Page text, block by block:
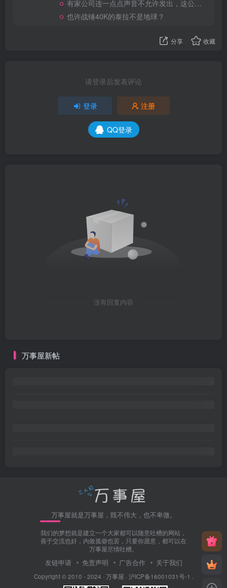
有家公司连一点点声音不允许发出，这公司做大了就是我国乃至全世界的灾难
也许战锤40K的泰拉不是地球？
分享 收藏
请登录后发表评论
登录 注册
QQ登录
没有回复内容
万事屋新帖
万事屋就是万事屋，既不伟大，也不卑微。
我们的梦想就是建立一个大家都可以随意吐槽的网站，
善于交流也好，内敛孤僻也罢，只要你愿意，都可以在
万事屋尽情吐槽。
友链申请 免责声明 广告合作 关于我们
Copyright © 2010 - 2024 · 万事屋 · 沪ICP备16001031号-1